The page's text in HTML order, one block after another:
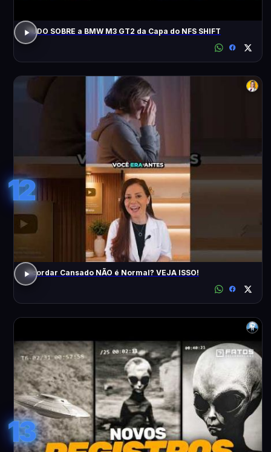
TUDO SOBRE a BMW M3 GT2 da Capa do NFS SHIFT
12
Acordar Cansado NÃO é Normal? VEJA ISSO!
13